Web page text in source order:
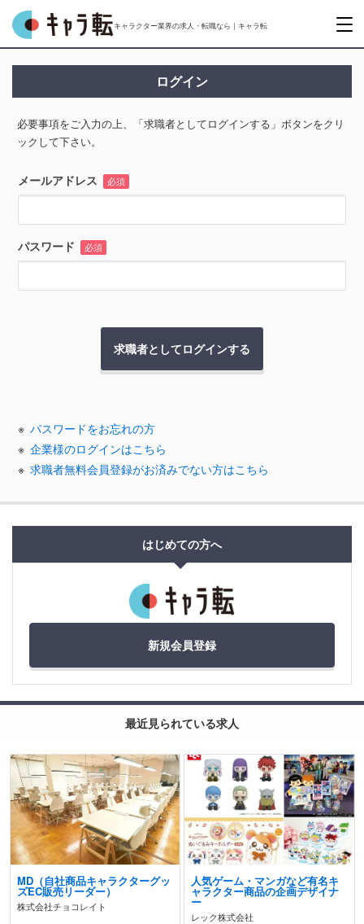
キャラクター業界の求人・転職なら｜キャラ転
ログイン
必要事項をご入力の上、「求職者としてログインする」ボタンをクリ
ックして下さい。
メールアドレス 必須
パスワード 必須
パスワードをお忘れの方
企業様のログインはこちら
求職者無料会員登録がお済みでない方はこちら
はじめての方へ
新規会員登録
最近見られている求人
MD（自社商品キャラクターグッ
ズEC販売リーダー）
株式会社チョコレイト
人気ゲーム・マンガなど有名キ
ャラクター商品の企画デザイナ
ー
レック株式会社